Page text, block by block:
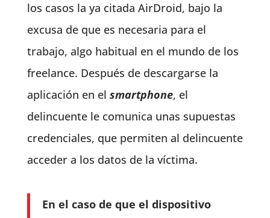
los casos la ya citada AirDroid, bajo la
excusa de que es necesaria para el
trabajo, algo habitual en el mundo de los
freelance. Después de descargarse la
aplicación en el smartphone, el
delincuente le comunica unas supuestas
credenciales, que permiten al delincuente
acceder a los datos de la víctima.
En el caso de que el dispositivo